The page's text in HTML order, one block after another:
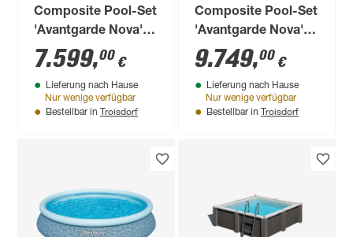
Composite Pool-Set
'Avantgarde Nova'
rechteckig grau 455
× 315 × 126 cm,
Smart Plug Modul
7.599,00 €
Lieferung nach Hause
Nur wenige verfügbar
Bestellbar in Troisdorf
Composite Pool-Set
'Avantgarde Nova'
rechteckig grau 606
× 326 × 124 cm, mit
LED-Strahler und
Smart Plug Modul
9.749,00 €
Lieferung nach Hause
Nur wenige verfügbar
Bestellbar in Troisdorf